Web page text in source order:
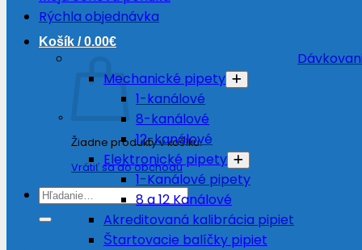
Rýchla objednávka
Košík /0.00€
Žiadne produkty v košíku.
Vrátiť sa do obchodu
Hľadať:
Mechanické pipety
1-kanálové
8-kanálové
12-kanálové
Elektronické pipety
1-Kanálové pipety
8 a 12 Kanálové
Akreditovaná kalibrácia pipiet
Štartovacie balíčky pipiet